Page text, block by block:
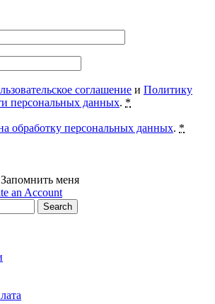
соглашение и Политику
персональных данных. *
обработку персональных данных. *
Запомнить меня
an Account
Search